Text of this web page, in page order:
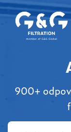
900+